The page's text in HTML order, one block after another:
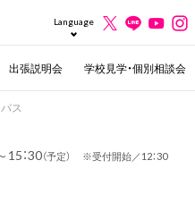
Language
出張説明会 学校見学・個別相談会
ス
15：30（予定） ※受付開始／12：30